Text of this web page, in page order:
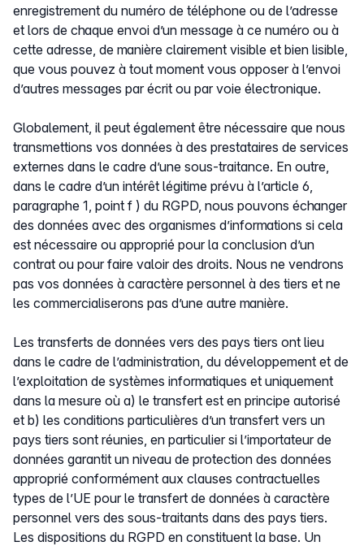
enregistrement du numéro de téléphone ou de l’adresse
et lors de chaque envoi d’un message à ce numéro ou à
cette adresse, de manière clairement visible et bien lisible,
que vous pouvez à tout moment vous opposer à l’envoi
d’autres messages par écrit ou par voie électronique.
Globalement, il peut également être nécessaire que nous
transmettions vos données à des prestataires de services
externes dans le cadre d’une sous-traitance. En outre,
dans le cadre d’un intérêt légitime prévu à l’article 6,
paragraphe 1, point f ) du RGPD, nous pouvons échanger
des données avec des organismes d’informations si cela
est nécessaire ou approprié pour la conclusion d’un
contrat ou pour faire valoir des droits. Nous ne vendrons
pas vos données à caractère personnel à des tiers et ne
les commercialiserons pas d’une autre manière.
Les transferts de données vers des pays tiers ont lieu
dans le cadre de l’administration, du développement et de
l’exploitation de systèmes informatiques et uniquement
dans la mesure où a) le transfert est en principe autorisé
et b) les conditions particulières d’un transfert vers un
pays tiers sont réunies, en particulier si l’importateur de
données garantit un niveau de protection des données
approprié conformément aux clauses contractuelles
types de l’UE pour le transfert de données à caractère
personnel vers des sous-traitants dans des pays tiers.
Les dispositions du RGPD en constituent la base. Un